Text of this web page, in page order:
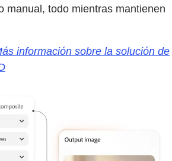
manual, todo mientras mantienen
información sobre la solución de